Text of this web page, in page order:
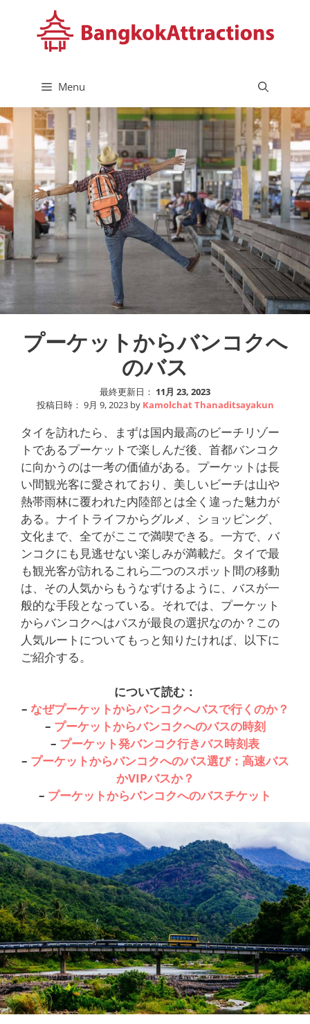
ス
キ
ッ
プ
Menu
プーケットからバンコクへ
のバス
最終更新日： 11月 23, 2023
投稿日時： 9月 9, 2023 by Kamolchat Thanaditsayakun
タイを訪れたら、まずは国内最高のビーチリゾー
トであるプーケットで楽しんだ後、首都バンコク
に向かうのは一考の価値がある。プーケットは長
い間観光客に愛されており、美しいビーチは山や
熱帯雨林に覆われた内陸部とは全く違った魅力が
ある。ナイトライフからグルメ、ショッピング、
文化まで、全てがここで満喫できる。一方で、バ
ンコクにも見逃せない楽しみが満載だ。タイで最
も観光客が訪れるこれら二つのスポット間の移動
は、その人気からもうなずけるように、バスが一
般的な手段となっている。それでは、プーケット
からバンコクへはバスが最良の選択なのか？この
人気ルートについてもっと知りたければ、以下に
ご紹介する。
について読む：
– なぜプーケットからバンコクへバスで行くのか？
– プーケットからバンコクへのバスの時刻
– プーケット発バンコク行きバス時刻表
– プーケットからバンコクへのバス選び：高速バス
かVIPバスか？
– プーケットからバンコクへのバスチケット